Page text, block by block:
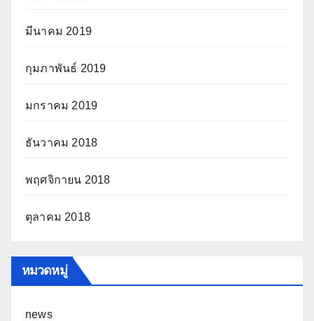
มีนาคม 2019
กุมภาพันธ์ 2019
มกราคม 2019
ธันวาคม 2018
พฤศจิกายน 2018
ตุลาคม 2018
หมวดหมู่
news